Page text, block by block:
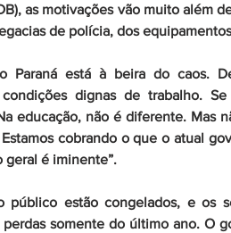
as motivações vão muito além
de polícia, dos
Paraná está à beira do caos.
dignas de trabalho.
educação, não é diferente. Mas
cobrando o que o atual
geral é iminente”.
público estão congelados, e os
somente do último ano. O